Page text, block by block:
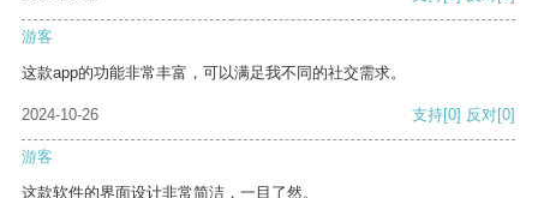
游客
这款app的功能非常丰富，可以满足我不同的社交需求。
2024-10-26 支持[0] 反对[0]
游客
这款软件的界面设计非常简洁，一目了然。